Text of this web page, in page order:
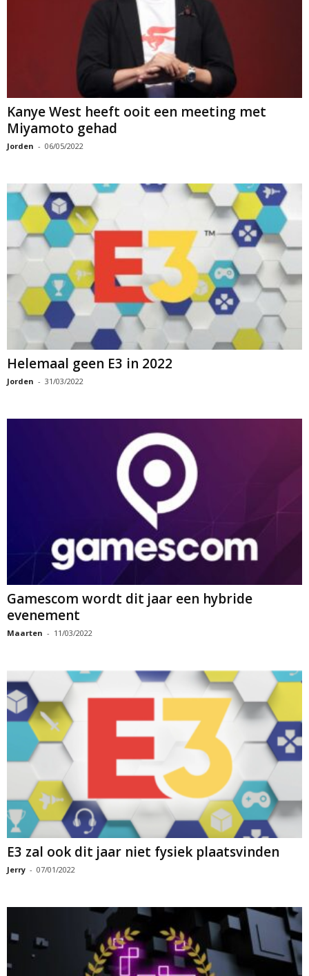
Kanye West heeft ooit een meeting met
Miyamoto gehad
Jorden - 06/05/2022
Helemaal geen E3 in 2022
Jorden - 31/03/2022
Gamescom wordt dit jaar een hybride
evenement
Maarten - 11/03/2022
E3 zal ook dit jaar niet fysiek plaatsvinden
Jerry - 07/01/2022